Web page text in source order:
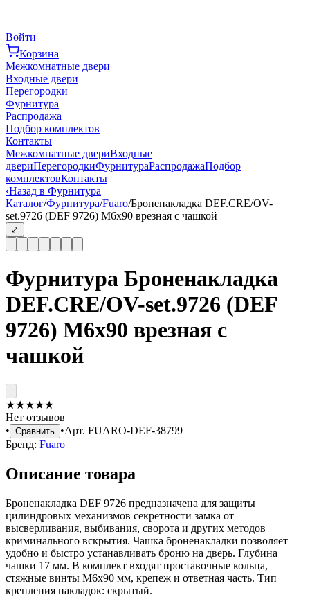
Войти
Корзина
Межкомнатные двери
Входные двери
Перегородки
Фурнитура
Распродажа
Подбор комплектов
Контакты
Межкомнатные двериВходные
двериПерегородкиФурнитураРаспродажаПодбор
комплектовКонтакты
‹Назад в Фурнитура
Каталог/Фурнитура/Fuaro/Броненакладка DEF.CRE/OV-
set.9726 (DEF 9726) M6x90 врезная с чашкой
⤢
Фурнитура Броненакладка
DEF.CRE/OV-set.9726 (DEF
9726) M6x90 врезная с
чашкой
★★★★★
Нет отзывов
• Сравнить •Арт. FUARO-DEF-38799
Бренд: Fuaro
Описание товара
Броненакладка DEF 9726 предназначена для защиты
цилиндровых механизмов секретности замка от
высверливания, выбивания, сворота и других методов
криминального вскрытия. Чашка броненакладки позволяет
удобно и быстро устанавливать броню на дверь. Глубина
чашки 17 мм. В комплект входят проставочные кольца,
стяжные винты М6х90 мм, крепеж и ответная часть. Тип
крепления накладок: скрытый.